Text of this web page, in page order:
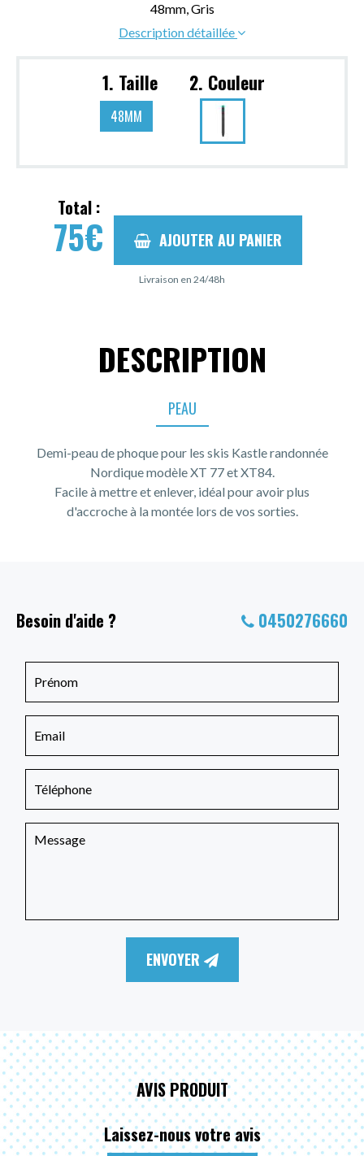
48mm, Gris
Description détaillée
1. Taille
48MM
2. Couleur
Total :
75€ AJOUTER AU PANIER
Livraison en 24/48h
DESCRIPTION
PEAU
Demi-peau de phoque pour les skis Kastle randonnée
Nordique modèle XT 77 et XT84.
Facile à mettre et enlever, idéal pour avoir plus
d'accroche à la montée lors de vos sorties.
Besoin d'aide ? 0450276660
ENVOYER
AVIS PRODUIT
Laissez-nous votre avis